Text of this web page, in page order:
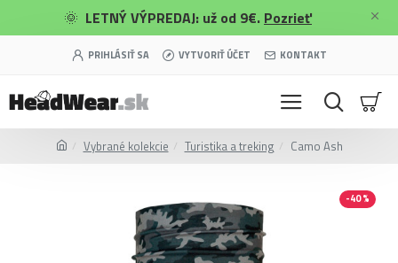
🌞 LETNÝ VÝPREDAJ: už od 9€. Pozrieť
PRIHLÁSIŤ SA VYTVORIŤ ÚČET KONTAKT
Vybrané kolekcie Turistika a treking Camo Ash
-40 %